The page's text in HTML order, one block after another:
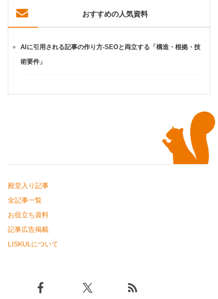
おすすめの人気資料
AIに引用される記事の作り方-SEOと両立する「構造・根拠・技
術要件」
殿堂入り記事
全記事一覧
お役立ち資料
記事広告掲載
LISKULについて